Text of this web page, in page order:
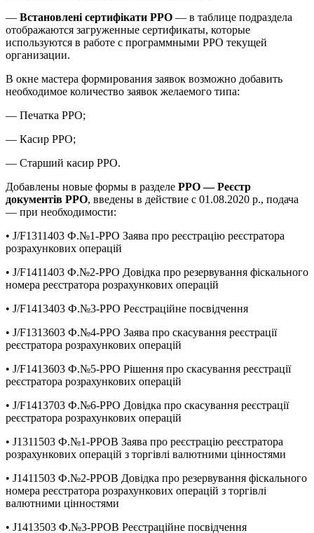
— Встановлені сертифікати РРО — в таблице подраздела
отображаются загруженные сертификаты, которые
используются в работе с программными РРО текущей
организации.
В окне мастера формирования заявок возможно добавить
необходимое количество заявок желаемого типа:
— Печатка РРО;
— Касир РРО;
— Старший касир РРО.
Добавлены новые формы в разделе РРО — Реєстр
документів РРО, введены в действие с 01.08.2020 р., подача
— при необходимости:
• J/F1311403 Ф.№1-РРО Заява про реєстрацію реєстратора
розрахункових операцій
• J/F1411403 Ф.№2-РРО Довідка про резервування фіскального
номера реєстратора розрахункових операцій
• J/F1413403 Ф.№3-РРО Реєстраційне посвідчення
• J/F1313603 Ф.№4-РРО Заява про скасування реєстрації
реєстратора розрахункових операцій
• J/F1413603 Ф.№5-РРО Рішення про скасування реєстрації
реєстратора розрахункових операцій
• J/F1413703 Ф.№6-РРО Довідка про скасування реєстрації
реєстратора розрахункових операцій
• J1311503 Ф.№1-РРОВ Заява про реєстрацію реєстратора
розрахункових операцій з торгівлі валютними цінностями
• J1411503 Ф.№2-РРОВ Довідка про резервування фіскального
номера реєстратора розрахункових операцій з торгівлі
валютними цінностями
• J1413503 Ф.№3-РРОВ Реєстраційне посвідчення